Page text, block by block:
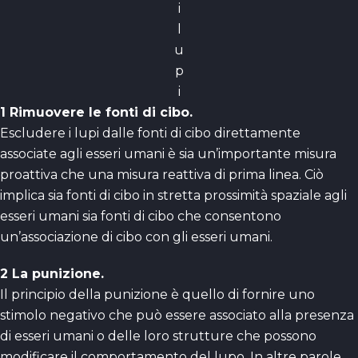
i
u
p
i
1 Rimuovere le fonti di cibo.
Escludere i lupi dalle fonti di cibo direttamente
associate agli esseri umani è sia un’importante misura
proattiva che una misura reattiva di prima linea. Ciò
implica sia fonti di cibo in stretta prossimità spaziale agli
esseri umani sia fonti di cibo che consentono
un’associazione di cibo con gli esseri umani.
2 La punizione.
Il principio della punizione è quello di fornire uno
stimolo negativo che può essere associato alla presenza
di esseri umani o delle loro strutture che possono